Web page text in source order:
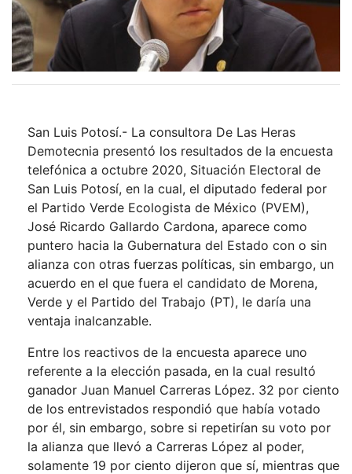
San Luis Potosí.- La consultora De Las Heras
Demotecnia presentó los resultados de la encuesta
telefónica a octubre 2020, Situación Electoral de
San Luis Potosí, en la cual, el diputado federal por
el Partido Verde Ecologista de México (PVEM),
José Ricardo Gallardo Cardona, aparece como
puntero hacia la Gubernatura del Estado con o sin
alianza con otras fuerzas políticas, sin embargo, un
acuerdo en el que fuera el candidato de Morena,
Verde y el Partido del Trabajo (PT), le daría una
ventaja inalcanzable.
Entre los reactivos de la encuesta aparece uno
referente a la elección pasada, en la cual resultó
ganador Juan Manuel Carreras López. 32 por ciento
de los entrevistados respondió que había votado
por él, sin embargo, sobre si repetirían su voto por
la alianza que llevó a Carreras López al poder,
solamente 19 por ciento dijeron que sí, mientras que